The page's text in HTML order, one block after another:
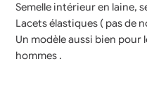
Semelle intérieur en laine,
Lacets élastiques ( pas de
Un modèle aussi bien pour
hommes .